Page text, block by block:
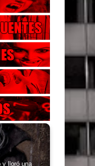
y lloró una